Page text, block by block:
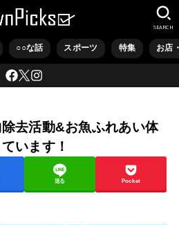
○○な話 スポーツ 特集 お店
SEARCH
除去活動&お魚ふれあい体
います！
送る Pocket